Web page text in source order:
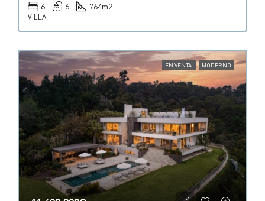
6 6 764m2
VILLA
EN VENTA MODERNO